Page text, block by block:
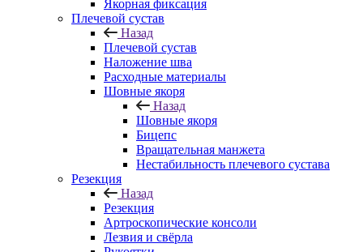
Якорная фиксация
Плечевой сустав
Назад
Плечевой сустав
Наложение шва
Расходные материалы
Шовные якоря
Назад
Шовные якоря
Бицепс
Вращательная манжета
Нестабильность плечевого сустава
Резекция
Назад
Резекция
Артроскопические консоли
Лезвия и свёрла